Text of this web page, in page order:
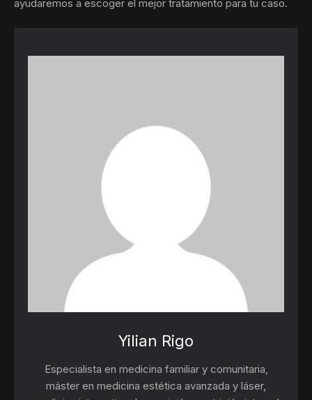
ayudaremos a escoger el mejor tratamiento para tu caso.
Yilian Rigo
Especialista en medicina familiar y comunitaria,
máster en medicina estética avanzada y láser,